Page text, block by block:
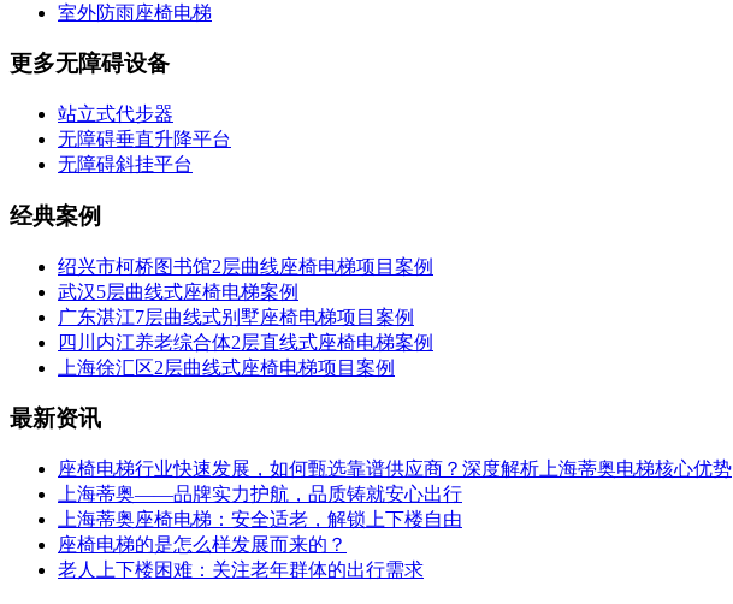
室外防雨座椅电梯
更多无障碍设备
站立式代步器
无障碍垂直升降平台
无障碍斜挂平台
经典案例
绍兴市柯桥图书馆2层曲线座椅电梯项目案例
武汉5层曲线式座椅电梯案例
广东湛江7层曲线式别墅座椅电梯项目案例
四川内江养老综合体2层直线式座椅电梯案例
上海徐汇区2层曲线式座椅电梯项目案例
最新资讯
座椅电梯行业快速发展，如何甄选靠谱供应商？深度解析上海蒂奥电梯核心优势
上海蒂奥——品牌实力护航，品质铸就安心出行
上海蒂奥座椅电梯：安全适老，解锁上下楼自由
座椅电梯的是怎么样发展而来的？
老人上下楼困难：关注老年群体的出行需求